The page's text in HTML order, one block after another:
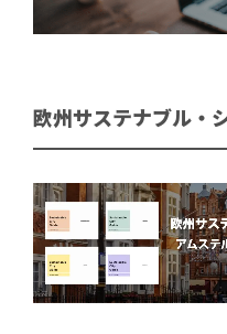
欧州サステナブル・